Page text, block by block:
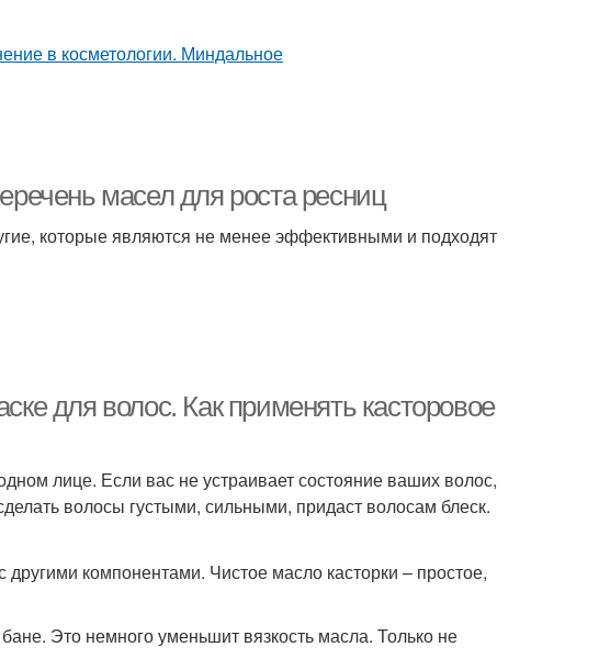
масел для роста ресниц
которые являются не менее эффективными и подходят
для волос. Как применять касторовое
лице. Если вас не устраивает состояние ваших волос,
волосы густыми, сильными, придаст волосам блеск.
другими компонентами. Чистое масло касторки – простое,
Это немного уменьшит вязкость масла. Только не